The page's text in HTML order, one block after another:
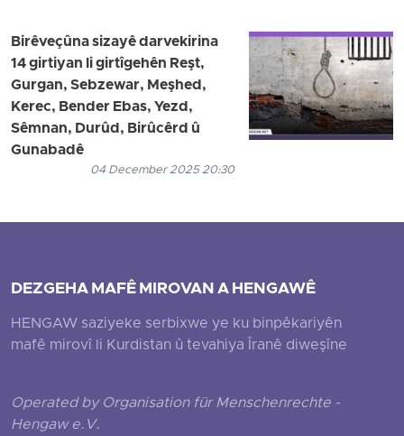
Birêveçûna sizayê darvekirina
14 girtiyan li girtîgehên Reşt,
Gurgan, Sebzewar, Meşhed,
Kerec, Bender Ebas, Yezd,
Sêmnan, Durûd, Birûcêrd û
Gunabadê
04 December 2025 20:30
DEZGEHA MAFÊ MIROVAN A HENGAWÊ
HENGAW saziyeke serbixwe ye ku binpêkariyên
mafê mirovî li Kurdistan û tevahiya Îranê diweşîne
Operated by Organisation für Menschenrechte -
Hengaw e.V.